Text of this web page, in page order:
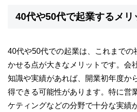
40代や50代で起業するメリ
40代や50代での起業は、これまでの
かせる点が大きなメリットです。会
知識や実績があれば、開業初年度か
得できる可能性があります。特に営
ケティングなどの分野で十分な実績